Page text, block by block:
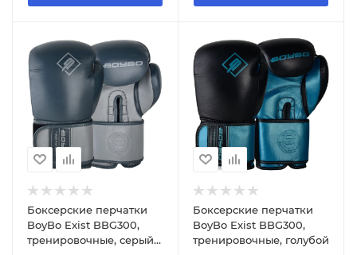
Боксерские перчатки
BoyBo Exist BBG300,
тренировочные, серый
Боксерские перчатки
BoyBo Exist BBG300,
тренировочные, голубой